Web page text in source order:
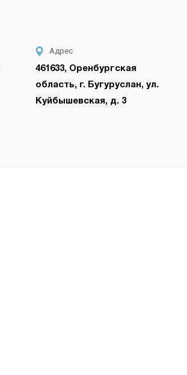
Адрес
461633, Оренбургская
область, г. Бугуруслан, ул.
Куйбышевская, д. 3